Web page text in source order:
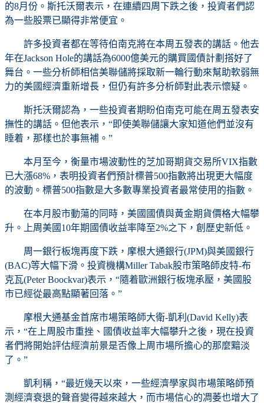
的8月份。斯托沃爾表示，在連續四周下跌之後，投資者們認
為一些股票已顯得非常便宜。
許多投資者都在等待伯南克將在本周五發表的講話。他去
年在Jackson Hole的講話為6000億美元的購買國債計劃搭好了
舞台。一些分析師相信美聯儲將採取新一輪行動來幫助軟弱無
力的美國經濟重新增長，但仍有許多分析師對此表示懷疑。
斯托沃爾認為，一些投資者期盼伯南克可能在周五發表安
撫性的講話。但他表示，“即使美聯儲讓大家知道他們並沒有
睡着，那樣也於事無補。”
本月至今，衡量市場波動性的芝加哥期貨交易所VIX指數
已大漲68%，表明投資者們預計標普500指數將出現更大幅度
的波動。標普500指數是大多數專業投資者最常使用的指數。
在本月股市動蕩的同時，美國國債與黃金期貨價格大幅攀
升。上周美國10年期國債收益率降至2%之下，創歷史新低。
周一銀行板塊再度下跌，摩根大通銀行(JPM)與美國銀行
(BAC)等大幅下滑。投資機構Miller Tabak股市策略師皮特-布
克瓦(Peter Boockvar)表示，“隨着歐洲銀行板塊承壓，美國股
市已經從最高點顯著回落。”
摩根大通基金首席市場策略師大衛-凱利(David Kelly)表
示，“在上周股市重挫、國債收益率大幅攀升之後，現在投資
者們將開始評估經濟前景是否像上周市場所擔心的那麼黯淡
了。”
凱利稱，“最近幾天以來，一些經濟學家與市場策略師預
測經濟衰退的聲音變得越來越大，而市場信心的凋萎也增大了